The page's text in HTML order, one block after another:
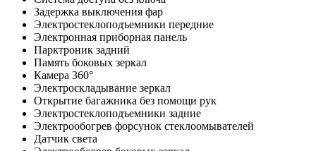
Задержка выключения фар
Электростеклоподъемники передние
Электронная приборная панель
Парктроник задний
Память боковых зеркал
Камера 360°
Электроскладывание зеркал
Открытие багажника без помощи рук
Электростеклоподъемники задние
Электрообогрев форсунок стеклоомывателей
Датчик света